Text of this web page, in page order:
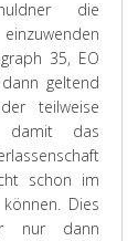
die
35, EO
geltend
teilweise
damit das
schon im
Dies
nur dann